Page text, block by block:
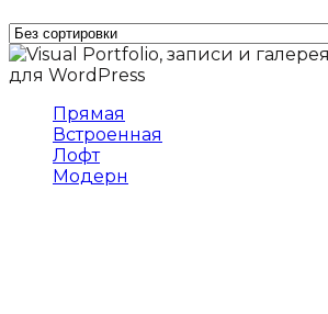
Прямая
Встроенная
Лофт
Модерн